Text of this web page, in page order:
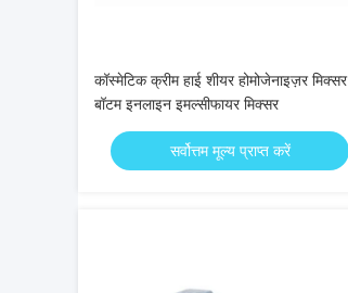
कॉस्मेटिक क्रीम हाई शीयर होमोजेनाइज़र मिक्सर
बॉटम इनलाइन इमल्सीफायर मिक्सर
सर्वोत्तम मूल्य प्राप्त करें